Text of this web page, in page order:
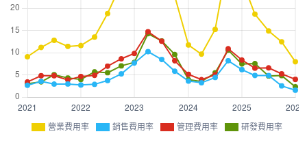
營業費用率 銷售費用率 管理費用率 研發費用率